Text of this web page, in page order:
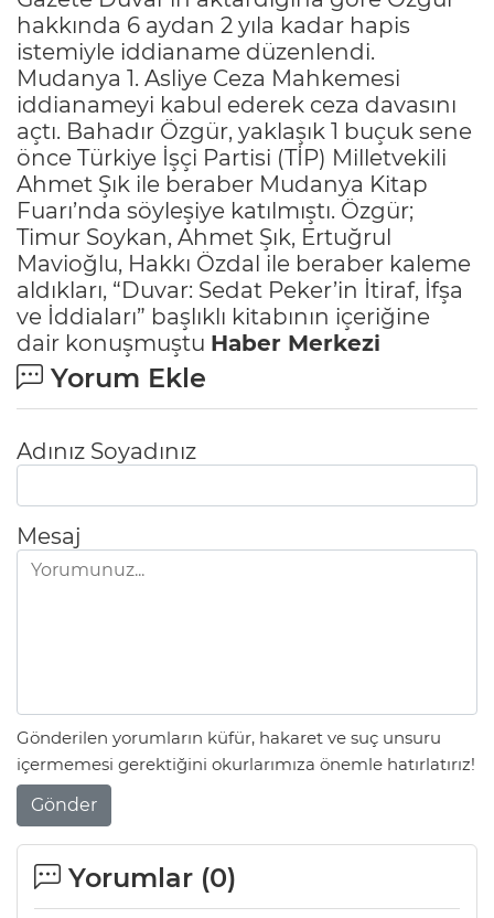
hakkında 6 aydan 2 yıla kadar hapis
istemiyle iddianame düzenlendi.
Mudanya 1. Asliye Ceza Mahkemesi
iddianameyi kabul ederek ceza davasını
açtı. Bahadır Özgür, yaklaşık 1 buçuk sene
önce Türkiye İşçi Partisi (TİP) Milletvekili
Ahmet Şık ile beraber Mudanya Kitap
Fuarı’nda söyleşiye katılmıştı. Özgür;
Timur Soykan, Ahmet Şık, Ertuğrul
Mavioğlu, Hakkı Özdal ile beraber kaleme
aldıkları, “Duvar: Sedat Peker’in İtiraf, İfşa
ve İddiaları” başlıklı kitabının içeriğine
dair konuşmuştu Haber Merkezi
Yorum Ekle
Adınız Soyadınız
Mesaj
Gönderilen yorumların küfür, hakaret ve suç unsuru
içermemesi gerektiğini okurlarımıza önemle hatırlatırız!
Gönder
Yorumlar (0)